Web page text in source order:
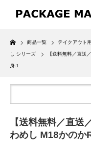
Home
商品一覧 テイクアウト
し シリーズ 【送料無料／直送
身-1
【送料無料／直送
わめし M18かのか